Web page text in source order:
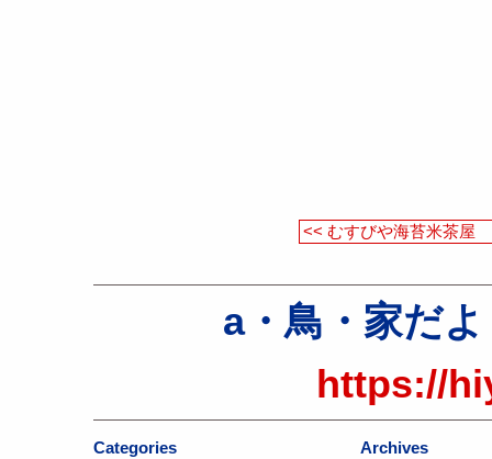
<< むすびや海苔米茶屋
a・鳥・家だ
https://
Categories
Archives